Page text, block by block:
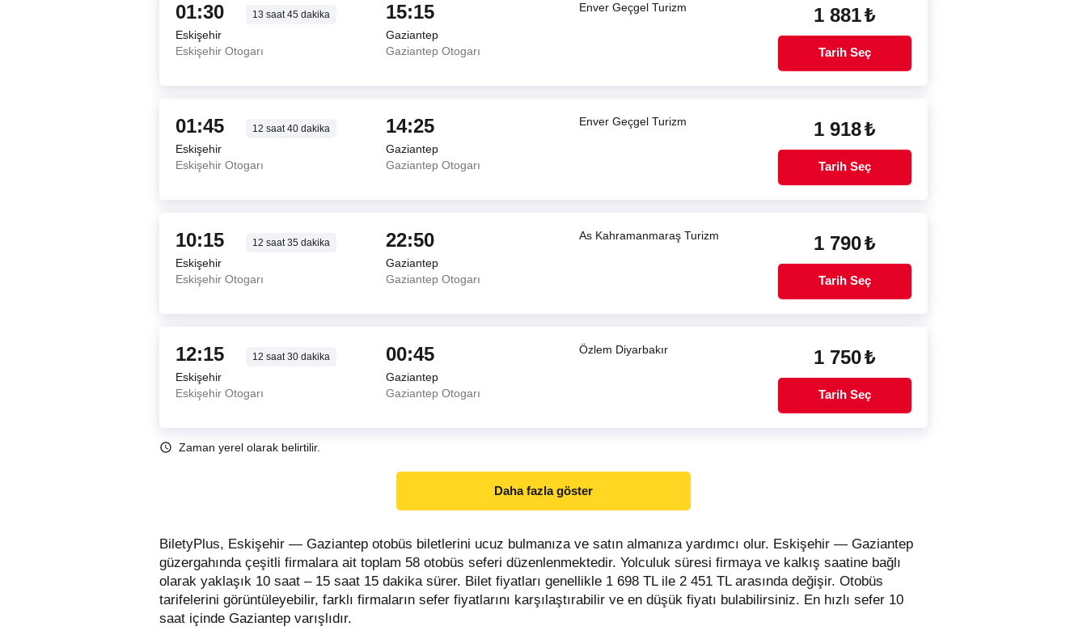
01:30 13 saat45 dakika
Eskişehir
Eskişehir Otogarı
15:15
Gaziantep
Gaziantep Otogarı
Enver Geçgel Turizm 1 881₺
Tarih Seç
01:45 12 saat40 dakika
Eskişehir
Eskişehir Otogarı
14:25
Gaziantep
Gaziantep Otogarı
Enver Geçgel Turizm 1 918₺
Tarih Seç
10:15 12 saat35 dakika
Eskişehir
Eskişehir Otogarı
22:50
Gaziantep
Gaziantep Otogarı
As Kahramanmaraş Turizm 1 790₺
Tarih Seç
12:15 12 saat30 dakika
Eskişehir
Eskişehir Otogarı
00:45
Gaziantep
Gaziantep Otogarı
Özlem Diyarbakır 1 750₺
Tarih Seç
Zaman yerel olarak belirtilir.
Daha fazla göster
BiletyPlus, Eskişehir — Gaziantep otobüs biletlerini ucuz bulmanıza ve satın almanıza yardımcı olur. Eskişehir — Gaziantep
güzergahında çeşitli firmalara ait toplam 58 otobüs seferi düzenlenmektedir. Yolculuk süresi firmaya ve kalkış saatine bağlı
olarak yaklaşık 10 saat – 15 saat 15 dakika sürer. Bilet fiyatları genellikle 1 698 TL ile 2 451 TL arasında değişir. Otobüs
tarifelerini görüntüleyebilir, farklı firmaların sefer fiyatlarını karşılaştırabilir ve en düşük fiyatı bulabilirsiniz. En hızlı sefer 10
saat içinde Gaziantep varışlıdır.